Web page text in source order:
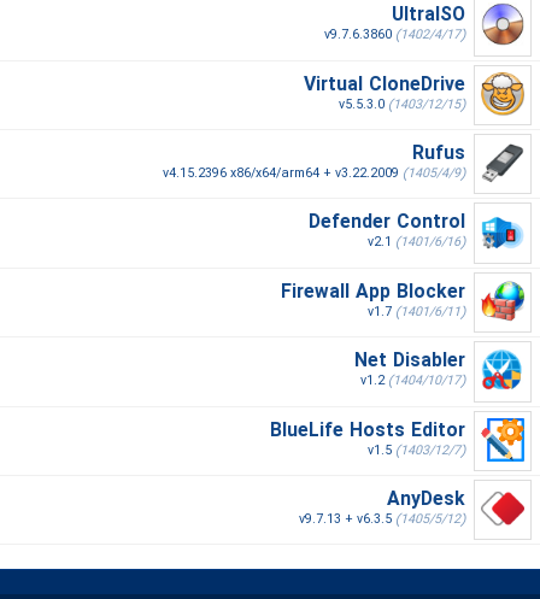
UltraISO
v9.7.6.3860 (1402/4/17)
Virtual CloneDrive
v5.5.3.0 (1403/12/15)
Rufus
v4.15.2396 x86/x64/arm64 + v3.22.2009 (1405/4/9)
Defender Control
v2.1 (1401/6/16)
Firewall App Blocker
v1.7 (1401/6/11)
Net Disabler
v1.2(1404/10/17)
BlueLife Hosts Editor
v1.5 (1403/12/7)
AnyDesk
v9.7.13 + v6.3.5 (1405/5/12)